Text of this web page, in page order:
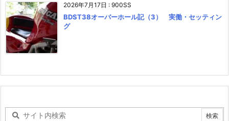
2026年7月17日 : 900SS
BDST38オーバーホール記（3） 実働・セッティン
グ